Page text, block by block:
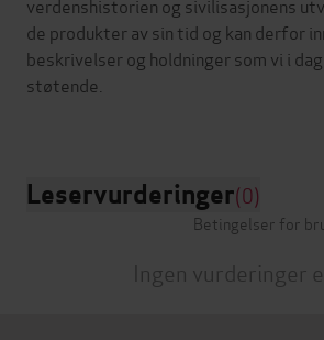
verdenshistorien og sivilisasjonens
de produkter av sin tid og kan derfor
beskrivelser og holdninger som vi i
støtende.
Leservurderinger(0)
Betingelser for
Ingen vurderinger